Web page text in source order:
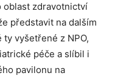
oblast zdravotnictví
představit na dalším
vyšetřené z NPO,
péče a slíbil i
pavilonu na